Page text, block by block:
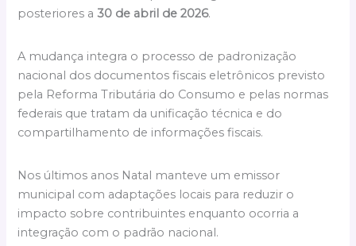
posteriores a30 de abril de 2026.
A mudança integra o processo de padronização
nacional dos documentos fiscais eletrônicos previsto
pela Reforma Tributária do Consumo e pelas normas
federais que tratam da unificação técnica e do
compartilhamento de informações fiscais.
Nos últimos anos Natal manteve um emissor
municipal com adaptações locais para reduzir o
impacto sobre contribuintes enquanto ocorria a
integração com o padrão nacional.